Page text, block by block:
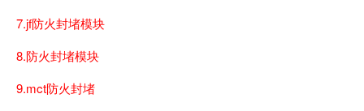
7.jf防火封堵模块
8.防火封堵模块
9.mct防火封堵